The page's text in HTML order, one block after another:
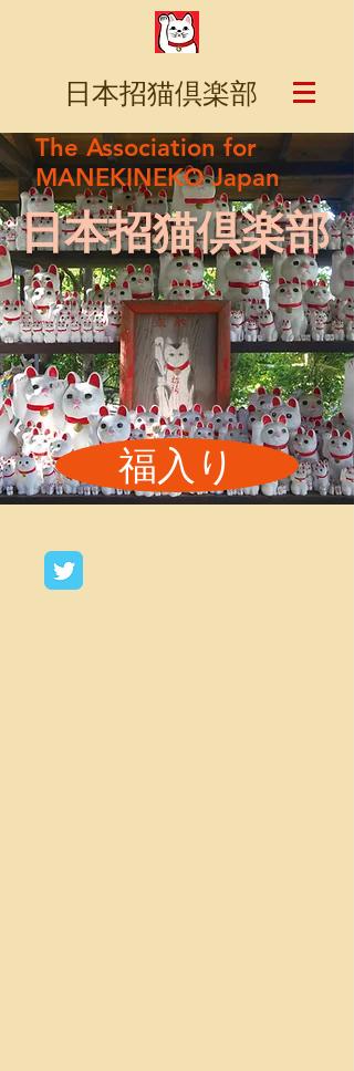
日本招猫倶楽部
The Association for
MANEKINEKO Japan
日本招猫倶楽部
福入り